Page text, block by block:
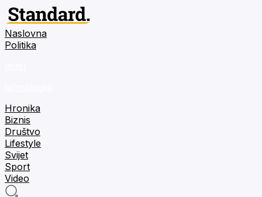
Naslovna
Politika
Hronika
Biznis
Društvo
Lifestyle
Svijet
Sport
Video